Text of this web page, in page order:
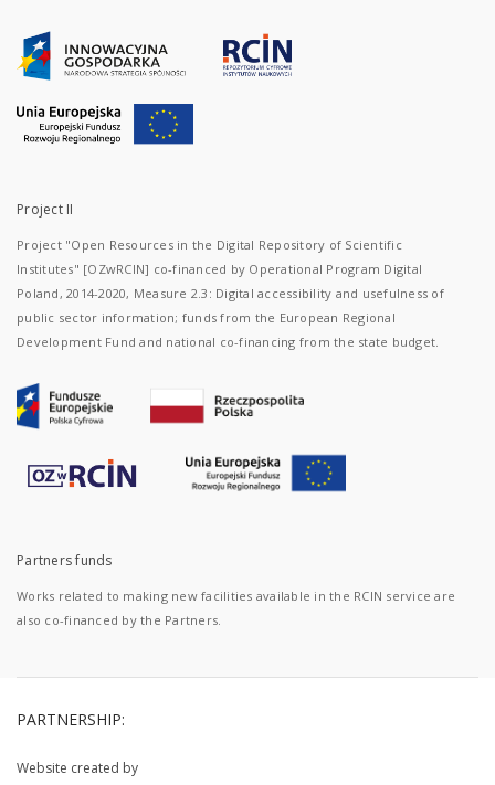
Project II
Project "Open Resources in the Digital Repository of Scientific
Institutes" [OZwRCIN] co-financed by Operational Program Digital
Poland, 2014-2020, Measure 2.3: Digital accessibility and usefulness of
public sector information; funds from the European Regional
Development Fund and national co-financing from the state budget.
Partners funds
Works related to making new facilities available in the RCIN service are
also co-financed by the Partners.
PARTNERSHIP:
Website created by